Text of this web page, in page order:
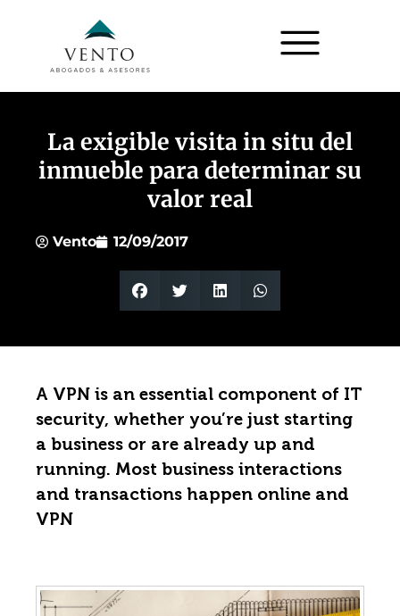
La exigible visita in situ del
inmueble para determinar su
valor real
Vento 12/09/2017
A VPN is an essential component of IT
security, whether you’re just starting
a business or are already up and
running. Most business interactions
and transactions happen online and
VPN